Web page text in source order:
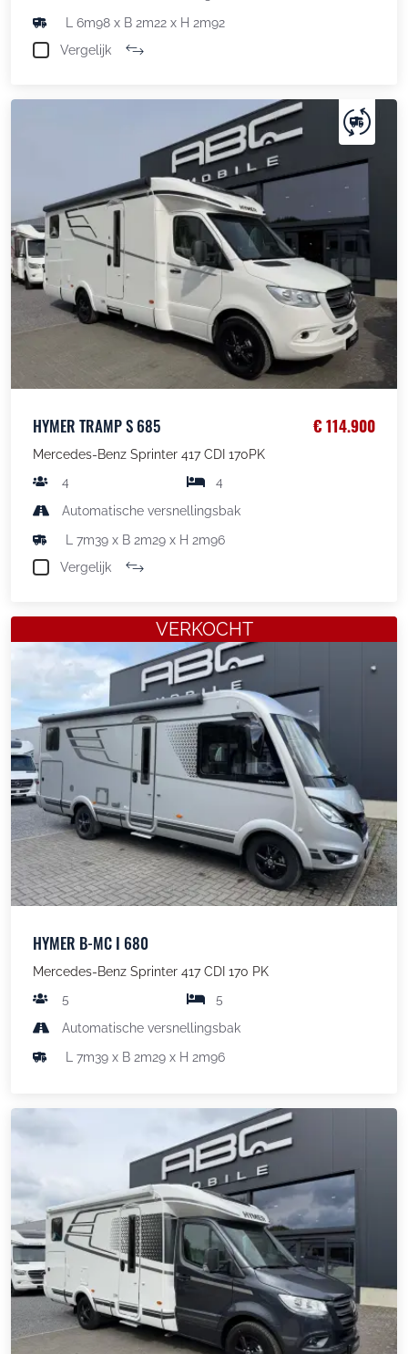
L 6m98 x B 2m22 x H 2m92
Vergelijk
HYMER TRAMP S 685 € 114.900
Mercedes-Benz Sprinter 417 CDI 170PK
4
4
Automatische versnellingsbak
L 7m39 x B 2m29 x H 2m96
Vergelijk
VERKOCHT
HYMER B-MC I 680
Mercedes-Benz Sprinter 417 CDI 170 PK
5
5
Automatische versnellingsbak
L 7m39 x B 2m29 x H 2m96